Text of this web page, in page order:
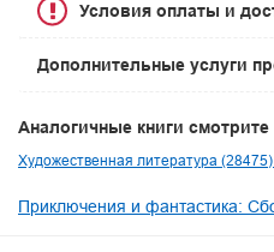
Условия оплаты и
Дополнительные услуги
Аналогичные книги смотрите
Художественная литература (28475)
Приключения и фантастика: